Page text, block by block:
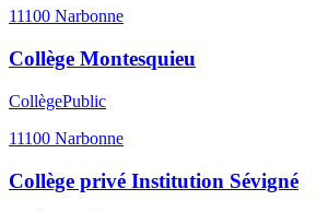
11100 Narbonne
Collège Montesquieu
CollègePublic
11100 Narbonne
Collège privé Institution Sévigné